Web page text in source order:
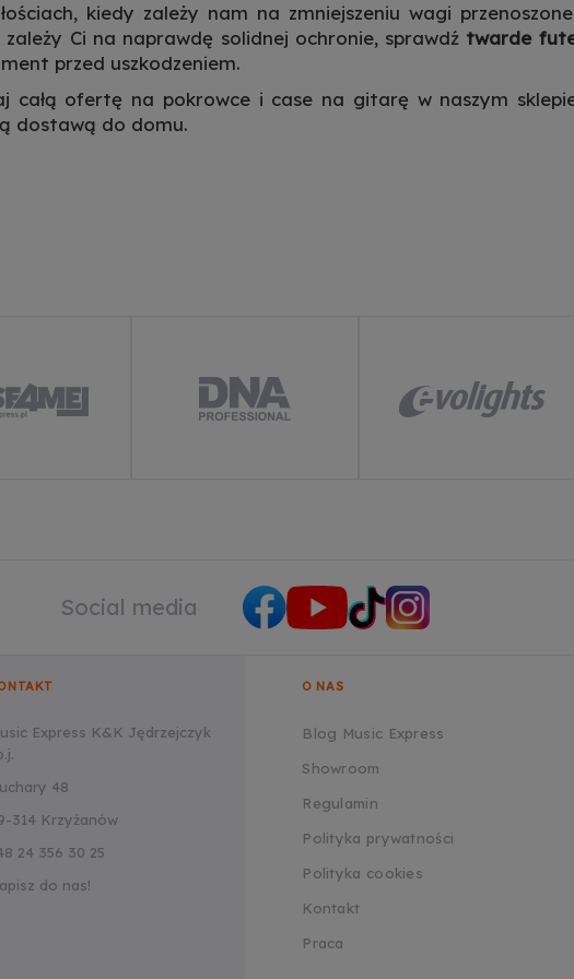
kiedy zależy nam na zmniejszeniu wagi
zależy Ci na naprawdę solidnej ochronie, sprawdź twarde
przed uszkodzeniem.
całą ofertę na pokrowce i case na gitarę w naszym
dostawą do domu.
Social media
Express K&K Jędrzejczyk
48
314 Krzyżanów
24 356 30 25
do nas!
O NAS
Blog Music Express
Showroom
Regulamin
Polityka prywatności
Polityka cookies
Kontakt
Praca